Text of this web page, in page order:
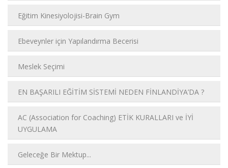
Eğitim Kinesiyolojisi-Brain Gym
Ebeveynler için Yapılandırma Becerisi
Meslek Seçimi
EN BAŞARILI EĞİTİM SİSTEMİ NEDEN FİNLANDİYA’DA ?
AC (Association for Coaching) ETİK KURALLARI ve İYİ
UYGULAMA
Geleceğe Bir Mektup...